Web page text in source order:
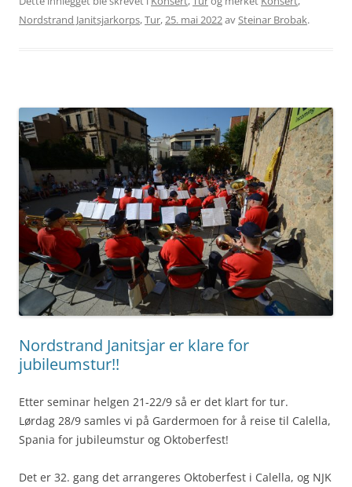
Nordstrand Janitsjarkorps,Tur,25. mai 2022avSteinar Brobak.
Nordstrand Janitsjar er klare for
jubileumstur!!
Etter seminar helgen 21-22/9 så er det klart for tur.
Lørdag 28/9 samles vi på Gardermoen for å reise til Calella,
Spania for jubileumstur og Oktoberfest!
Det er 32. gang det arrangeres Oktoberfest i Calella, og NJK